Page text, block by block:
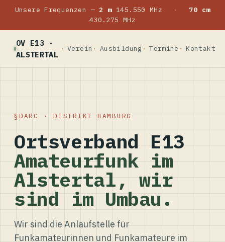
Unsere Frequenzen — 2 m145.550 MHz ·
70 cm
430.275 MHz
OV E13 ·
ALSTERTAL
Verein Ausbildung Termine Kontakt
DARC · DISTRIKT HAMBURG
Ortsverband E13
Amateurfunk im
Alstertal, wir
sind im Umbau.
Wir sind die Anlaufstelle für
Funkamateurinnen und Funkamateure im